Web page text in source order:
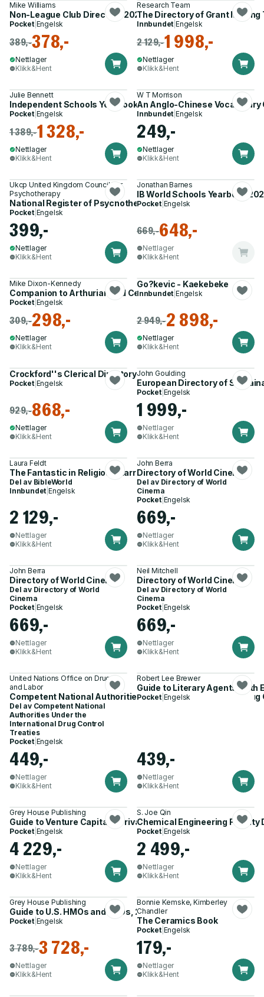
Mike Williams
Non-League Club Directory 2023/24
Pocket| Engelsk
389,-378,-
Nettlager
Klikk&Hent
Research Team
The Directory of Grant
Innbundet |Engelsk
2 129,-1 998,-
Nettlager
Klikk&Hent
Julie Bennett
Independent Schools Yearbook 2025-2026
Pocket| Engelsk
1 389,-1 328,-
Nettlager
Klikk&Hent
W T Morrison
An Anglo-Chinese Vocabulary
Innbundet |Engelsk
249,-
Nettlager
Klikk&Hent
Ukcp United Kingdom Council For
Psychotherapy
National Register of Psychotherapists 2002
Pocket| Engelsk
399,-
Nettlager
Klikk&Hent
Jonathan Barnes
IB World Schools Yearbook
Pocket| Engelsk
669,-648,-
Nettlager
Klikk&Hent
Mike Dixon-Kennedy
Companion to Arthurian and Celtic Myths and Legends
Pocket| Engelsk
309,-298,-
Nettlager
Klikk&Hent
Go?kevic - Kaekebeke
Innbundet |Engelsk
2 949,-2 898,-
Nettlager
Klikk&Hent
Crockford''s Clerical Directory 2024-25
Pocket| Engelsk
929,-868,-
Nettlager
Klikk&Hent
John Goulding
European Directory of
Pocket| Engelsk
1 999,-
Nettlager
Klikk&Hent
Laura Feldt
The Fantastic in Religious Narrative from Exodus to Elisha
Del av BibleWorld
Innbundet |Engelsk
2 129,-
Nettlager
Klikk&Hent
John Berra
Directory of World Cinema
Del av Directory of World
Cinema
Pocket| Engelsk
669,-
Nettlager
Klikk&Hent
John Berra
Directory of World Cinema
Del av Directory of World
Cinema
Pocket| Engelsk
669,-
Nettlager
Klikk&Hent
Neil Mitchell
Directory of World Cinema
Del av Directory of World
Cinema
Pocket| Engelsk
669,-
Nettlager
Klikk&Hent
United Nations Office on Drugs
and Labor
Competent National Authorities Under the International
Del av Competent National
Authorities Under the
International Drug Control
Treaties
Pocket| Engelsk
449,-
Nettlager
Klikk&Hent
Robert Lee Brewer
Guide to Literary Agents 30th
Pocket| Engelsk
439,-
Nettlager
Klikk&Hent
Grey House Publishing
Guide to Venture Capital & Private Equity Firms, 2026
Pocket| Engelsk
4 229,-
Nettlager
Klikk&Hent
S. Joe Qin
Chemical Engineering
Pocket| Engelsk
2 499,-
Nettlager
Klikk&Hent
Grey House Publishing
Guide to U.S. HMOs and PPOs, 2026
Pocket| Engelsk
3 789,-3 728,-
Nettlager
Klikk&Hent
Bonnie Kemske, Kimberley
Chandler
The Ceramics Book
Pocket| Engelsk
179,-
Nettlager
Klikk&Hent